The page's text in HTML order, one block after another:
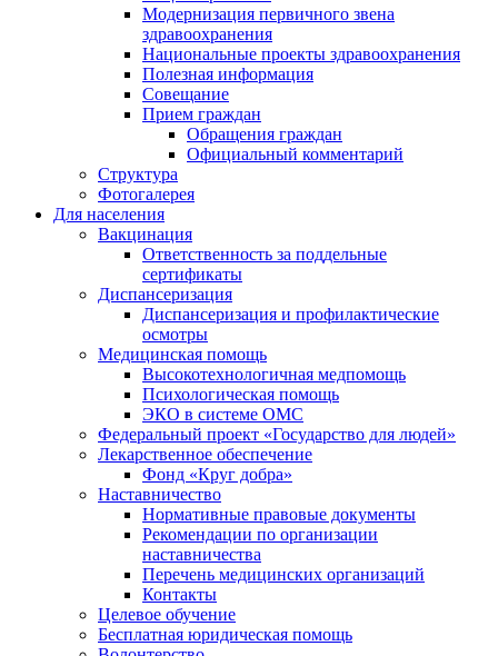
Модернизация первичного звена
здравоохранения
Национальные проекты здравоохранения
Полезная информация
Совещание
Прием граждан
Обращения граждан
Официальный комментарий
Структура
Фотогалерея
Для населения
Вакцинация
Ответственность за поддельные
сертификаты
Диспансеризация
Диспансеризация и профилактические
осмотры
Медицинская помощь
Высокотехнологичная медпомощь
Психологическая помощь
ЭКО в системе ОМС
Федеральный проект «Государство для людей»
Лекарственное обеспечение
Фонд «Круг добра»
Наставничество
Нормативные правовые документы
Рекомендации по организации
наставничества
Перечень медицинских организаций
Контакты
Целевое обучение
Бесплатная юридическая помощь